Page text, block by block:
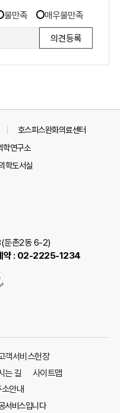
불만족 매우불만족
호스피스완화의료센터
학연구소
학도서실
둔촌2동 6-2)
약 : 02-2225-1234
객서비스헌장
는 길
사이트맵
안내
서비스입니다